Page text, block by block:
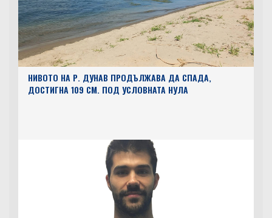
НИВОТО НА Р. ДУНАВ ПРОДЪЛЖАВА ДА СПАДА,
ДОСТИГНА 109 СМ. ПОД УСЛОВНАТА НУЛА